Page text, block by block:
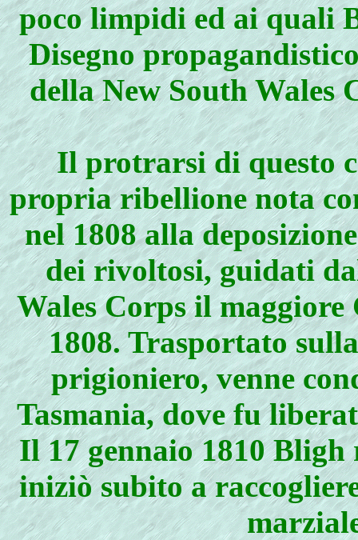
poco limpidi ed ai quali
Disegno
della New South Wales
Il protrarsi di questo
propria ribellione nota
nel 1808 alla
dei rivoltosi, guidati
Wales Corps il maggiore
1808. Trasportato
prigioniero, venne
Tasmania, dove fu
Il 17 gennaio 1810
iniziò subito a